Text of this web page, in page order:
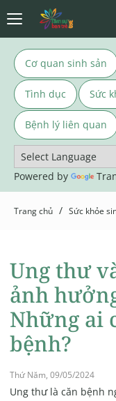
Cơ quan sinh sản
Tình dục Sức
Bệnh lý liên quan
Powered by
Trang chủ / Sức khỏe
Ung thư
ảnh
Những ai
bệnh?
Thứ Năm, 09/05/2024
Ung thư là căn bệnh